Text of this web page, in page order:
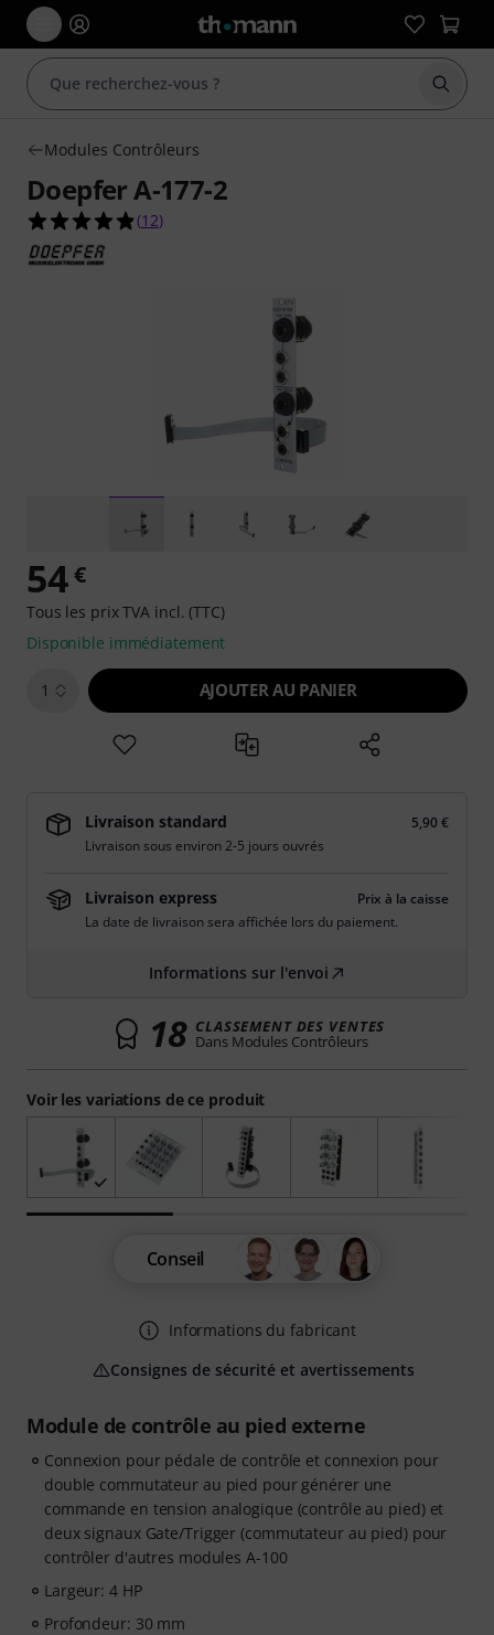
Modules Contrôleurs
Doepfer A-177-2
4.8 étoiles sur 5 d'après 12 évaluations clients
(12)
Module de contrôle au pied externe
Connexion pour pédale de contrôle et connexion pour
double commutateur au pied pour générer une
commande en tension analogique (contrôle au pied) et
deux signaux Gate/Trigger (commutateur au pied) pour
contrôler d'autres modules A-100
Largeur: 4 HP
Profondeur: 30 mm
Voir les variations de ce produit
54€
Tous les prix TVA incl. (TTC)
Disponible immédiatement
1 AJOUTER AU PANIER
Livraison standard
5,90 €
Livraison sous environ 2-5 jours ouvrés
Livraison express
Prix à la caisse
La date de livraison sera affichée lors du paiement.
Informations sur l'envoi
18 CLASSEMENT DES VENTES
Dans Modules Contrôleurs
Conseil
Informations du fabricant
Consignes de sécurité et avertissements